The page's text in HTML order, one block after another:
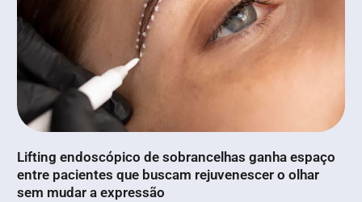
Lifting endoscópico de sobrancelhas ganha espaço
entre pacientes que buscam rejuvenescer o olhar
sem mudar a expressão